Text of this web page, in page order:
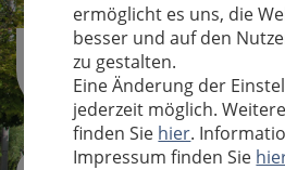
Sucheingabe
ermöglicht es uns, die
besser und auf den
zu gestalten.
Eine Änderung der
jederzeit möglich.
finden Sie hier.
Impressum finden Sie